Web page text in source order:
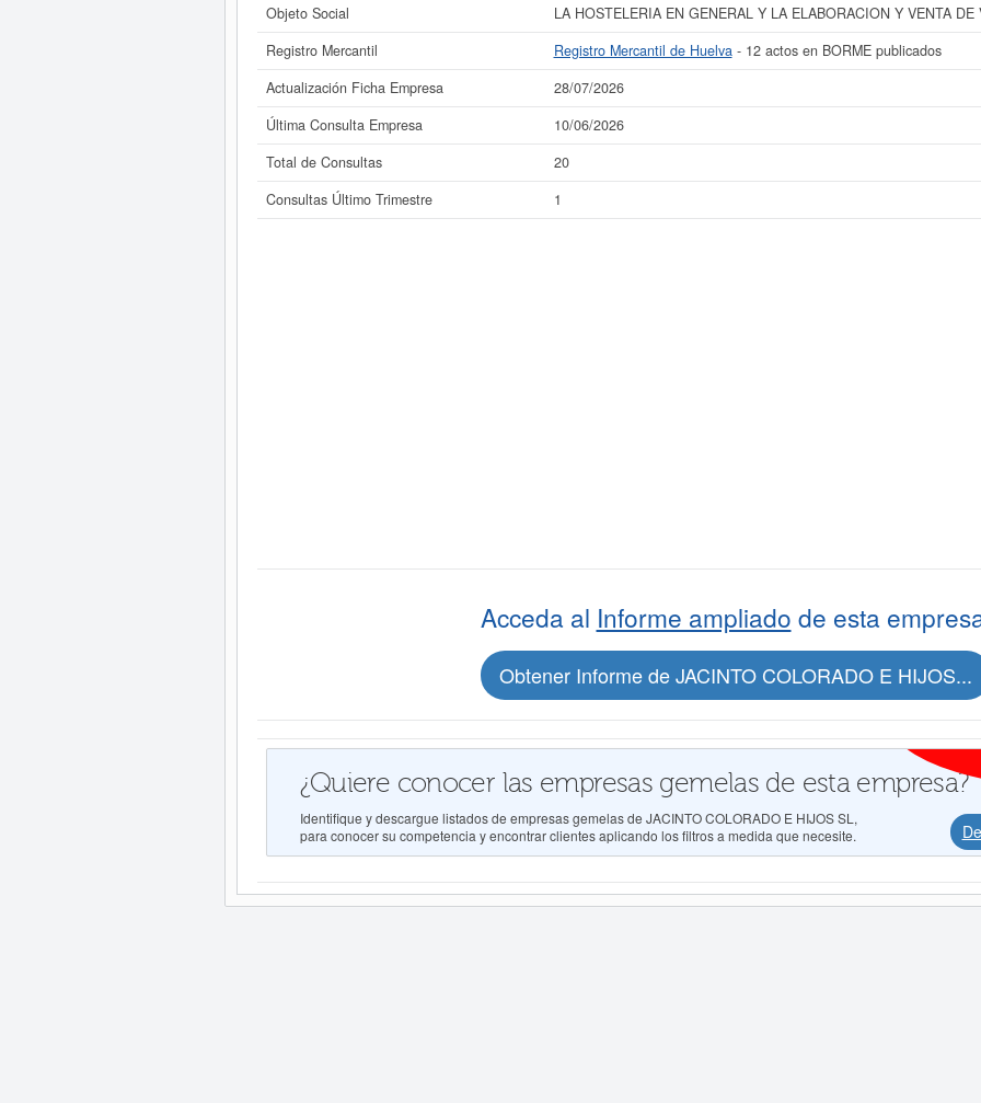
Objeto Social
LA HOSTELERIA EN GENERAL Y LA ELABORACION Y VENTA DE
Registro Mercantil
Registro Mercantil de Huelva- 12 actos en BORME publicados
Actualización Ficha Empresa
28/07/2026
Última Consulta Empresa
10/06/2026
Total de Consultas
20
Consultas Último Trimestre
1
Acceda al Informe ampliado de esta
Obtener Informe de JACINTO COLORADO E HIJOS...
¿Quiere conocer las empresas gemelas de esta empresa?
Identifique y descargue listados de empresas gemelas de JACINTO COLORADO E HIJOS SL,
para conocer su competencia y encontrar clientes aplicando los filtros a medida que necesite.